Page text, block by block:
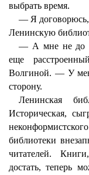
выбрать время.
— Я
Ленинскую
— А мне не до
еще
Волгиной. — У
сторону.
Ленинская
Историческая,
библиотеки
читателей.
достать, теперь